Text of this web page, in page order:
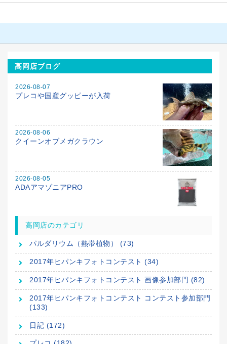
高岡店ブログ
2026-08-07
プレコや国産グッピーが入荷
2026-08-06
クイーンオブメガクラウン
2026-08-05
ADAアマゾニアPRO
高岡店のカテゴリ
パルダリウム（熱帯植物） (73)
2017年ヒパンキフォトコンテスト (34)
2017年ヒパンキフォトコンテスト 画像参加部門 (82)
2017年ヒパンキフォトコンテスト コンテスト参加部門
(133)
日記 (172)